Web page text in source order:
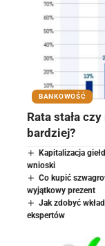
BANKOWOŚĆ
Rata stała
bardziej?
Kapitalizacja
wnioski
Co kupić
wyjątkowy prezent
Jak zdobyć
ekspertów